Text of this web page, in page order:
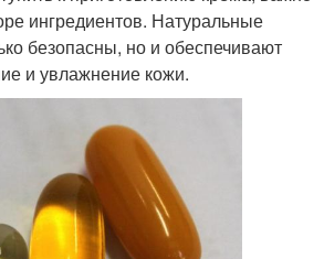
ингредиентов. Натуральные
безопасны, но и обеспечивают
и увлажнение кожи.